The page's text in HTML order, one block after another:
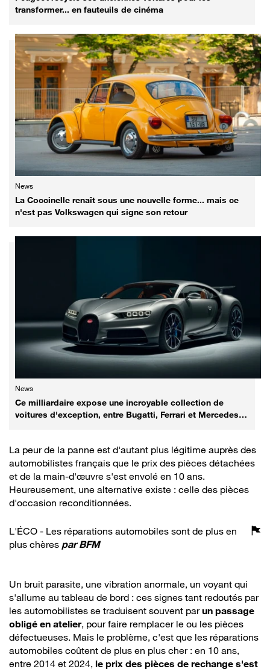
transformer... en fauteuils de cinéma
News
La Coccinelle renaît sous une nouvelle forme... mais ce
n'est pas Volkswagen qui signe son retour
News
Ce milliardaire expose une incroyable collection de
voitures d'exception, entre Bugatti, Ferrari et Mercedes
La peur de la panne est d'autant plus légitime auprès des
automobilistes français que le prix des pièces détachées
et de la main-d'œuvre s'est envolé en 10 ans.
Heureusement, une alternative existe : celle des pièces
d'occasion reconditionnées.
L'ÉCO - Les réparations automobiles sont de plus en
plus chères parBFM
Un bruit parasite, une vibration anormale, un voyant qui
s'allume au tableau de bord : ces signes tant redoutés par
les automobilistes se traduisent souvent parun passage
obligé en atelier, pour faire remplacer le ou les pièces
défectueuses. Mais le problème, c'est que les réparations
automobiles coûtent de plus en plus cher : en 10 ans,
entre 2014 et 2024, le prix des pièces de rechange s'est